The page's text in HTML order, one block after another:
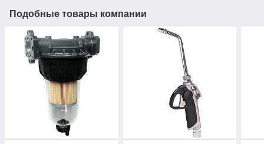
Подобные товары компании